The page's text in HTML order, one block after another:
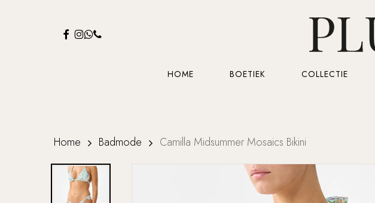
FACEBOOK
INSTAGRAM
WHATSAPP
PHONE
HOME BOETIEK COLLECTIE
Home Badmode Camilla Midsummer Mosaics Bikini